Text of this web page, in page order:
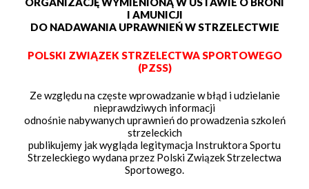
I AMUNICJI
DO NADAWANIA UPRAWNIEŃ W STRZELECTWIE
POLSKI ZWIĄZEK STRZELECTWA SPORTOWEGO
(PZSS)
Ze względu na częste wprowadzanie w błąd i udzielanie
nieprawdziwych informacji
odnośnie nabywanych uprawnień do prowadzenia szkoleń
strzeleckich
publikujemy jak wygląda legitymacja Instruktora Sportu
Strzeleckiego wydana przez Polski Związek Strzelectwa
Sportowego.